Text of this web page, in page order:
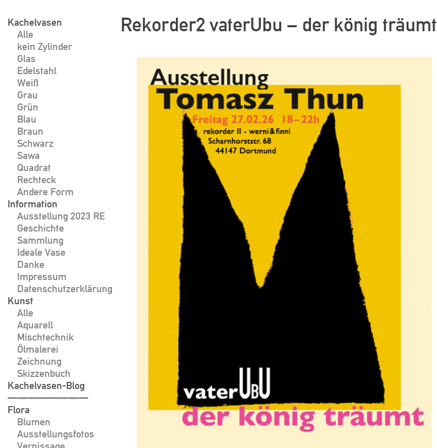
content
Kachelvasen
Alle
kein Zylinder
Glas
Edelstahl
Weiß
Grau
Grün
Blau
Braun
Schwarz
Sawa
Quadrat
Rechteck
Andere Form
Information
Ausstellung 2023 RE
Geschichte
Sammlung
Ideale Vase
Danke
Impressum
Datenschutzerklärung
Kunst
Alle
Aquarell
Mischtechnik
Ölmalerei
Zeichnung
Skizzenbuch
Kachelvasen-Blog
————————
Flora
Blumen
Ausstellungsfotos
Rekorder2 vaterUbu – der könig träumt